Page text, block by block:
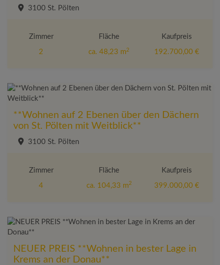
3100 St. Pölten
Zimmer
2
Fläche
ca. 48,23 m2
Kaufpreis
192.700,00 €
**Wohnen auf 2 Ebenen über den Dächern
von St. Pölten mit Weitblick**
3100 St. Pölten
Zimmer
4
Fläche
ca. 104,33 m2
Kaufpreis
399.000,00 €
NEUER PREIS **Wohnen in bester Lage in
Krems an der Donau**